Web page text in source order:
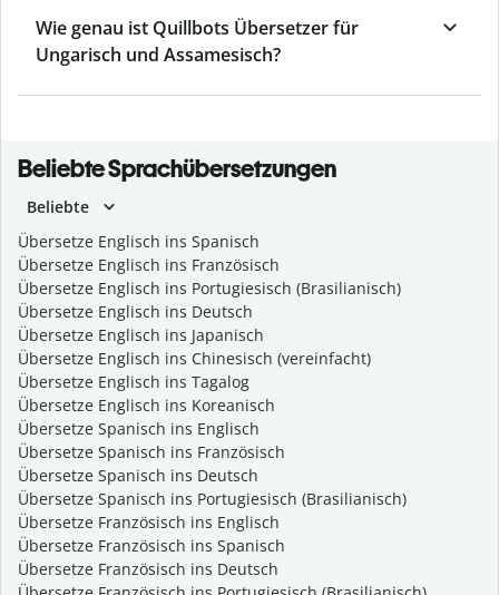
Wie genau ist Quillbots Übersetzer für
Ungarisch und Assamesisch?
Beliebte Sprachübersetzungen
Beliebte
Übersetze Englisch ins Spanisch
Übersetze Englisch ins Französisch
Übersetze Englisch ins Portugiesisch (Brasilianisch)
Übersetze Englisch ins Deutsch
Übersetze Englisch ins Japanisch
Übersetze Englisch ins Chinesisch (vereinfacht)
Übersetze Englisch ins Tagalog
Übersetze Englisch ins Koreanisch
Übersetze Spanisch ins Englisch
Übersetze Spanisch ins Französisch
Übersetze Spanisch ins Deutsch
Übersetze Spanisch ins Portugiesisch (Brasilianisch)
Übersetze Französisch ins Englisch
Übersetze Französisch ins Spanisch
Übersetze Französisch ins Deutsch